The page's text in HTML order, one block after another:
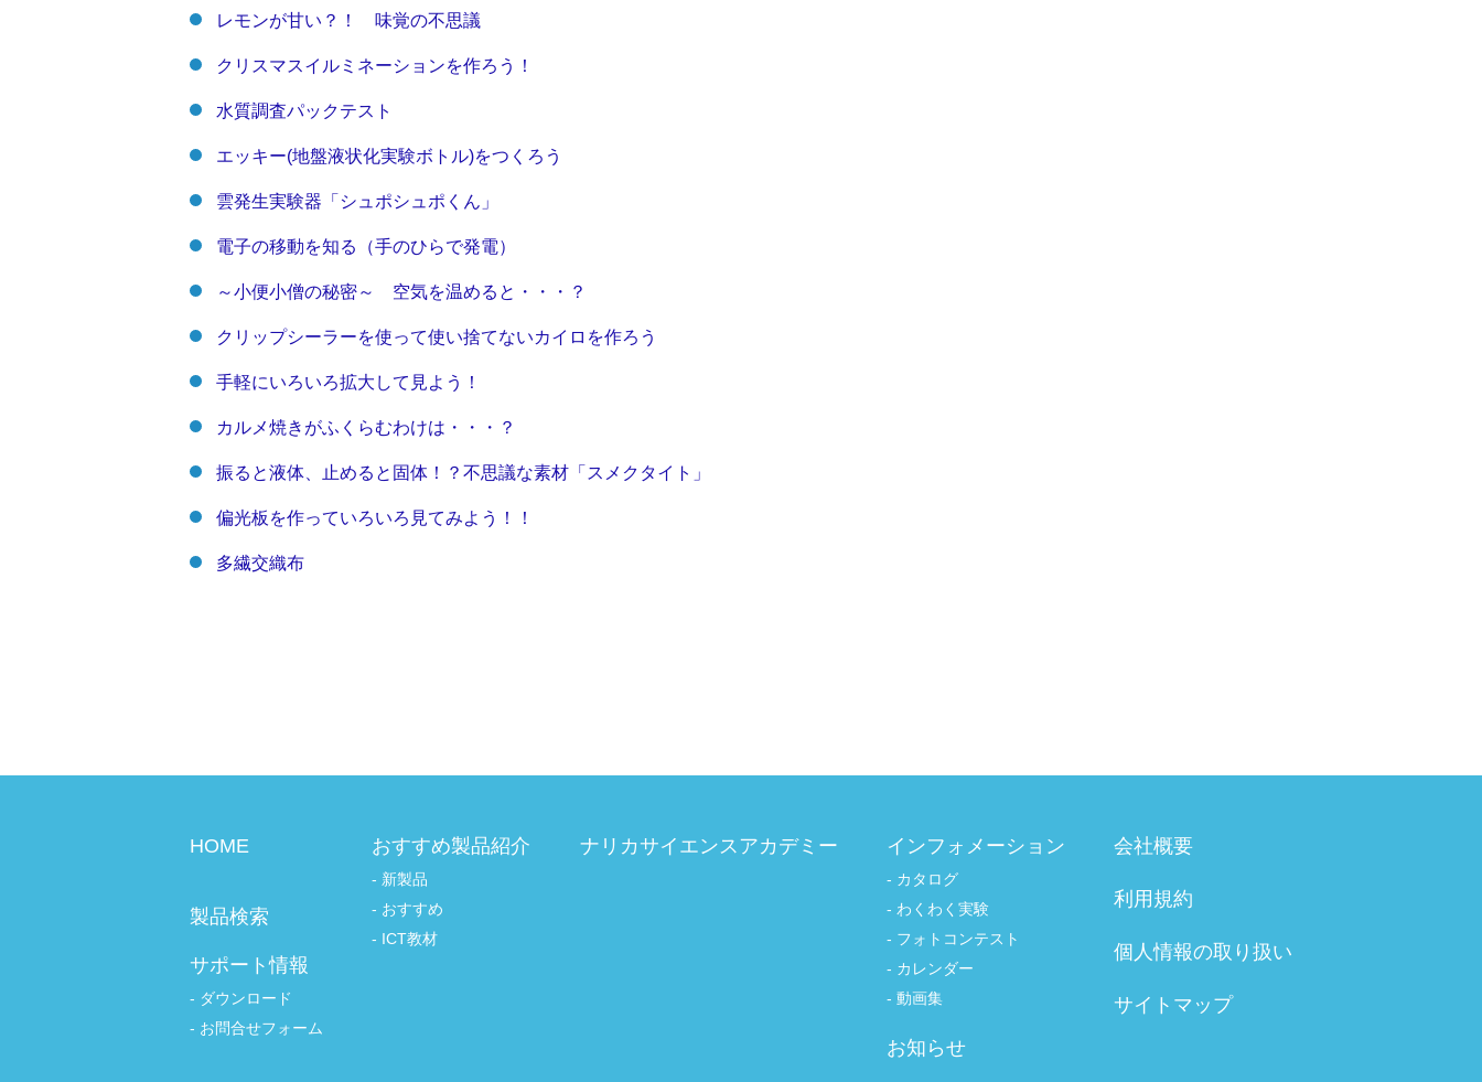
レモンが甘い？！ 味覚の不思議
クリスマスイルミネーションを作ろう！
水質調査パックテスト
エッキー(地盤液状化実験ボトル)をつくろう
雲発生実験器「シュポシュポくん」
電子の移動を知る（手のひらで発電）
～小便小僧の秘密～ 空気を温めると・・・？
クリップシーラーを使って使い捨てないカイロを作ろう
手軽にいろいろ拡大して見よう！
カルメ焼きがふくらむわけは・・・？
振ると液体、止めると固体！？不思議な素材「スメクタイト」
偏光板を作っていろいろ見てみよう！！
多繊交織布
HOME
製品検索
サポート情報
ダウンロード
お問合せフォーム
おすすめ製品紹介
新製品
おすすめ
ICT教材
ナリカサイエンスアカデミー インフォメーション
カタログ
わくわく実験
フォトコンテスト
カレンダー
動画集
お知らせ
会社概要
利用規約
個人情報の取り扱い
サイトマップ